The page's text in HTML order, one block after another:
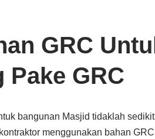
GRC
Pake GRC
bangunan Masjid tidaklah
menggunakan bahan